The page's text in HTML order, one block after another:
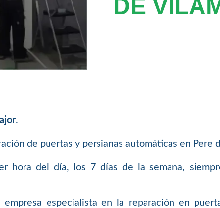
DE
.
de puertas y persianas automáticas en Pere
hora del día, los 7 días de la semana,
especialista en la reparación en